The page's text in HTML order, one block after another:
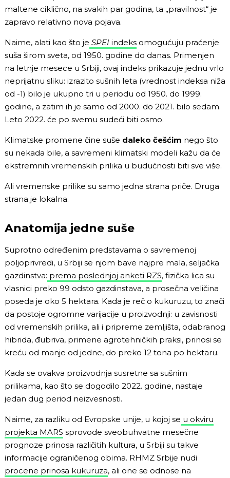
maltene ciklično, na svakih par godina, ta „pravilnost“ je
zapravo relativno nova pojava.
Naime, alati kao što je SPEI indeks omogućuju praćenje
suša širom sveta, od 1950. godine do danas. Primenjen
na letnje mesece u Srbiji, ovaj indeks prikazuje jednu vrlo
neprijatnu sliku: izrazito sušnih leta (vrednost indeksa niža
od -1) bilo je ukupno tri u periodu od 1950. do 1999.
godine, a zatim ih je samo od 2000. do 2021. bilo sedam.
Leto 2022. će po svemu sudeći biti osmo.
Klimatske promene čine suše daleko češćim nego što
su nekada bile, a savremeni klimatski modeli kažu da će
ekstremnih vremenskih prilika u budućnosti biti sve više.
Ali vremenske prilike su samo jedna strana priče. Druga
strana je lokalna.
Anatomija jedne suše
Suprotno određenim predstavama o savremenoj
poljoprivredi, u Srbiji se njom bave najpre mala, seljačka
gazdinstva: prema poslednjoj anketi RZS, fizička lica su
vlasnici preko 99 odsto gazdinstava, a prosečna veličina
poseda je oko 5 hektara. Kada je reč o kukuruzu, to znači
da postoje ogromne varijacije u proizvodnji: u zavisnosti
od vremenskih prilika, ali i pripreme zemljišta, odabranog
hibrida, đubriva, primene agrotehničkih praksi, prinosi se
kreću od manje od jedne, do preko 12 tona po hektaru.
Kada se ovakva proizvodnja susretne sa sušnim
prilikama, kao što se dogodilo 2022. godine, nastaje
jedan dug period neizvesnosti.
Naime, za razliku od Evropske unije, u kojoj se u okviru
projekta MARS sprovode sveobuhvatne mesečne
prognoze prinosa različitih kultura, u Srbiji su takve
informacije ograničenog obima. RHMZ Srbije nudi
procene prinosa kukuruza, ali one se odnose na